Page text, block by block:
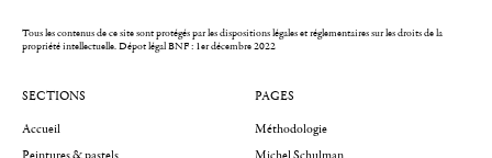
Tous les contenus de ce site sont protégés par les dispositions légales et réglementaires sur les droits de la
propriété intellectuelle.Dépot légal BNF : 1er décembre 2022
SECTIONS
Accueil
PAGES
Méthodologie